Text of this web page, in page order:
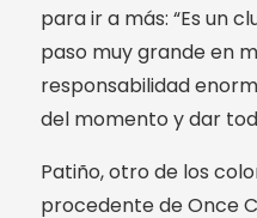
para ir a más: “Es un
paso muy grande en
responsabilidad
del momento y dar
Patiño, otro de los
procedente de Once